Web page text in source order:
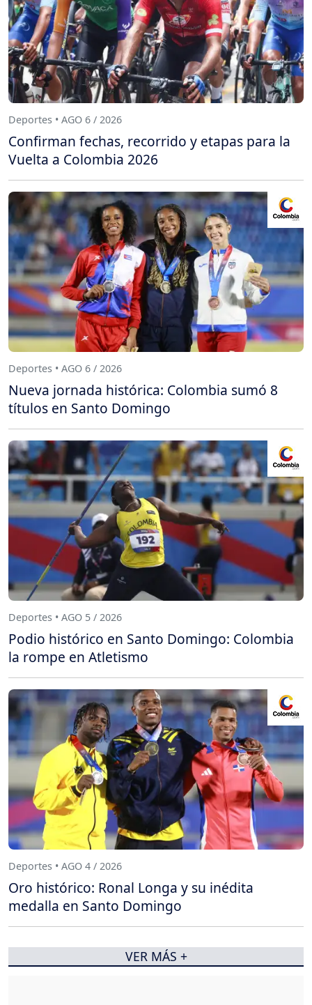
Deportes • AGO 6 / 2026
Confirman fechas, recorrido y etapas para la
Vuelta a Colombia 2026
Deportes • AGO 6 / 2026
Nueva jornada histórica: Colombia sumó 8
títulos en Santo Domingo
Deportes • AGO 5 / 2026
Podio histórico en Santo Domingo: Colombia
la rompe en Atletismo
Deportes • AGO 4 / 2026
Oro histórico: Ronal Longa y su inédita
medalla en Santo Domingo
VER MÁS +